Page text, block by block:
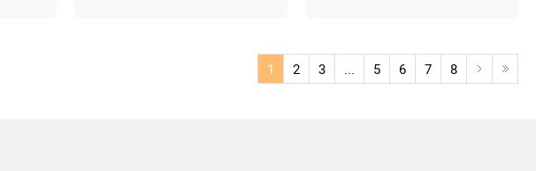
1 2 3 ... 5 6 7 8